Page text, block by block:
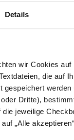
Details
wir Cookies
die auf
gespeichert
Dritte),
jeweilige
„Alle
wir auf, wie eine
Unternehmen
zeigen, wie Sie Ihr
moderne
Webcast erfahren Sie,
entscheidend für